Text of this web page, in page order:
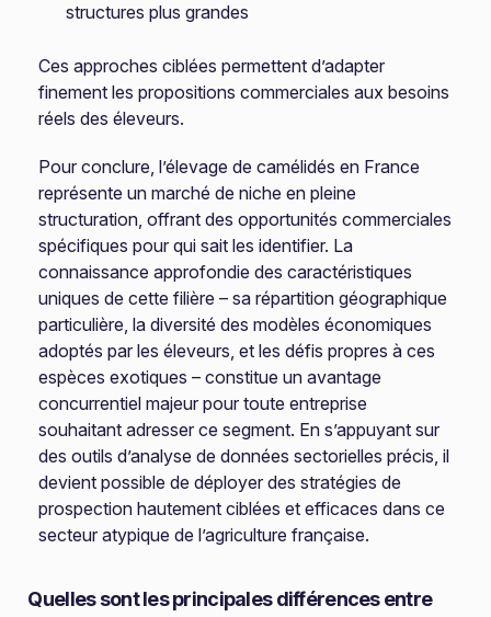
structures plus grandes
Ces approches ciblées permettent d’adapter
finement les propositions commerciales aux besoins
réels des éleveurs.
Pour conclure, l’élevage de camélidés en France
représente un marché de niche en pleine
structuration, offrant des opportunités commerciales
spécifiques pour qui sait les identifier. La
connaissance approfondie des caractéristiques
uniques de cette filière – sa répartition géographique
particulière, la diversité des modèles économiques
adoptés par les éleveurs, et les défis propres à ces
espèces exotiques – constitue un avantage
concurrentiel majeur pour toute entreprise
souhaitant adresser ce segment. En s’appuyant sur
des outils d’analyse de données sectorielles précis, il
devient possible de déployer des stratégies de
prospection hautement ciblées et efficaces dans ce
secteur atypique de l’agriculture française.
Quelles sont les principales différences entre